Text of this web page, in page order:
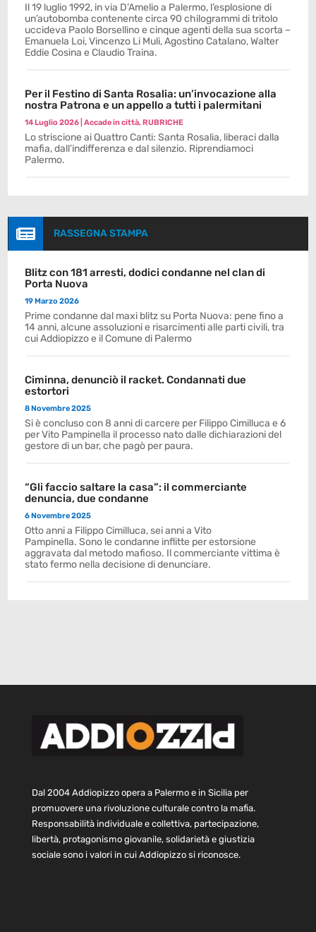
Il 19 luglio 1992, in via D’Amelio a Palermo, l’esplosione di
un’autobomba contenente circa 90 chilogrammi di tritolo
uccideva Paolo Borsellino e cinque agenti della sua scorta –
Emanuela Loi, Vincenzo Li Muli, Agostino Catalano, Walter
Eddie Cosina e Claudio Traina.
Per il Festino di Santa Rosalia: un’invocazione alla
nostra Patrona e un appello a tutti i palermitani
14 Luglio 2026 |Accade in città,RUBRICHE
Lo striscione ai Quattro Canti: Santa Rosalia, liberaci dalla
mafia, dall’indifferenza e dal silenzio. Riprendiamoci
Palermo.
 RASSEGNA STAMPA
Blitz con 181 arresti, dodici condanne nel clan di
Porta Nuova
19 Marzo 2026
Prime condanne dal maxi blitz su Porta Nuova: pene fino a
14 anni, alcune assoluzioni e risarcimenti alle parti civili, tra
cui Addiopizzo e il Comune di Palermo
Ciminna, denunciò il racket. Condannati due
estortori
8 Novembre 2025
Si è concluso con 8 anni di carcere per Filippo Cimilluca e 6
per Vito Pampinella il processo nato dalle dichiarazioni del
gestore di un bar, che pagò per paura.
“Gli faccio saltare la casa”: il commerciante
denuncia, due condanne
6 Novembre 2025
Otto anni a Filippo Cimilluca, sei anni a Vito
Pampinella. Sono le condanne inflitte per estorsione
aggravata dal metodo mafioso. Il commerciante vittima è
stato fermo nella decisione di denunciare.
Dal 2004 Addiopizzo opera a Palermo e in Sicilia per
promuovere una rivoluzione culturale contro la mafia.
Responsabilità individuale e collettiva, partecipazione,
libertà, protagonismo giovanile, solidarietà e giustizia
sociale sono i valori in cui Addiopizzo si riconosce.